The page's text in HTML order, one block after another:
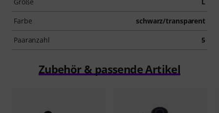
Farbe schwarz/transparent
Paaranzahl 5
Zubehör & passende Artikel